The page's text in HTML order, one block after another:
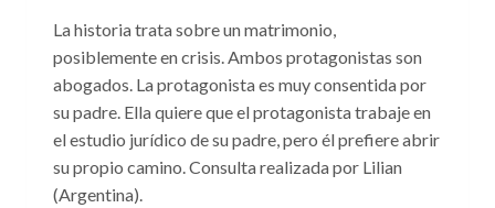
La historia trata sobre un matrimonio,
posiblemente en crisis. Ambos protagonistas son
abogados. La protagonista es muy consentida por
su padre. Ella quiere que el protagonista trabaje en
el estudio jurídico de su padre, pero él prefiere abrir
su propio camino. Consulta realizada por Lilian
(Argentina).